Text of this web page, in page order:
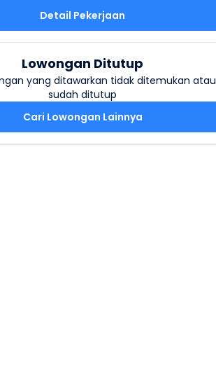
Detail Pekerjaan
Lowongan Ditutup
yang ditawarkan tidak ditemukan atau
sudah ditutup
Cari Lowongan Lainnya